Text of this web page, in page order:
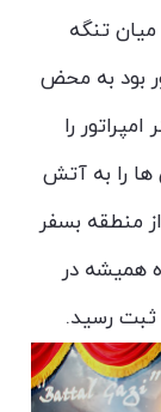
میان تنگه
بود به محض
را
را به آتش
منطقه بسفر
همیشه در
ثبت رسید.